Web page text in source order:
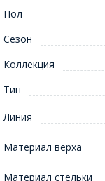
Пол
Сезон
Коллекция
Тип
Линия
Материал верха
Материал стельки